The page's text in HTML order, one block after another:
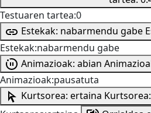
Testuaren tartea:0
Estekak: nabarmendu gabe
Estekak:nabarmendu gabe
Animazioak: abian
Animazioak:pausatuta
Kurtsorea: ertaina